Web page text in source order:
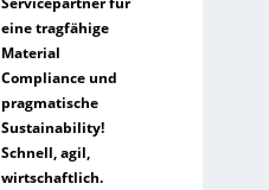
eine tragfähige
Material
Compliance und
pragmatische
Sustainability!
Schnell, agil,
wirtschaftlich.